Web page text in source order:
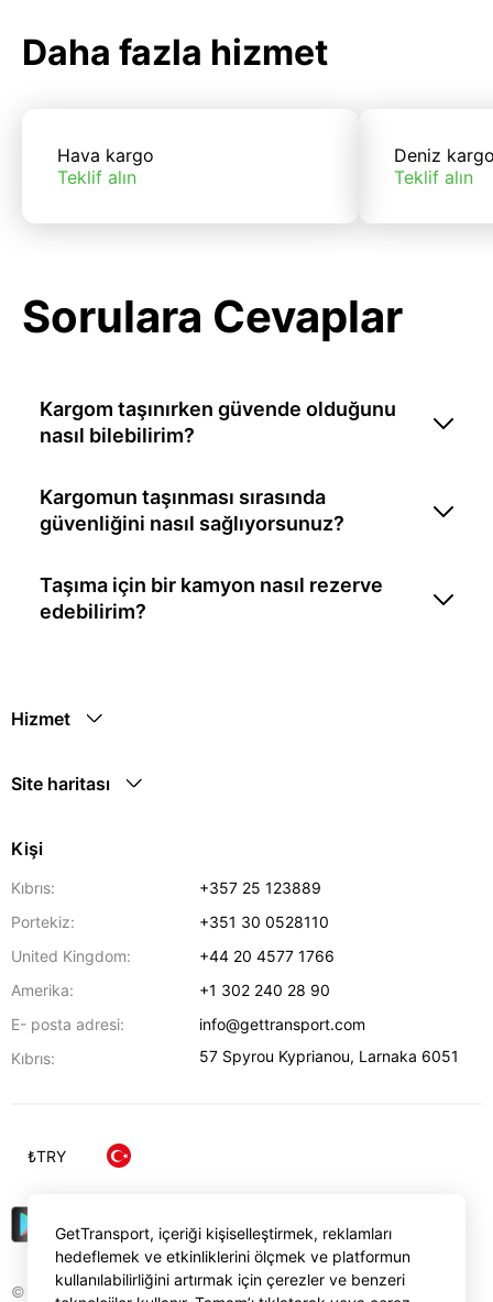
Daha fazla hizmet
Hava kargo
Teklif alın
Deniz
Teklif alın
Sorulara Cevaplar
Kargom taşınırken güvende olduğunu
nasıl bilebilirim?
Kargomun taşınması sırasında
güvenliğini nasıl sağlıyorsunuz?
Taşıma için bir kamyon nasıl rezerve
edebilirim?
Hizmet
Site haritası
Kişi
Kıbrıs:
+357 25 123889
Portekiz:
+351 30 0528110
United Kingdom:
+44 20 4577 1766
Amerika:
+1 302 240 28 90
E- posta adresi:
info@gettransport.com
Kıbrıs:
57 Spyrou Kyprianou, Larnaka 6051
© Gettransport International Limited. GetTransport®
₺TRY
GetTransport, içeriği kişiselleştirmek, reklamları
hedeflemek ve etkinliklerini ölçmek ve platformun
kullanılabilirliğini artırmak için çerezler ve benzeri